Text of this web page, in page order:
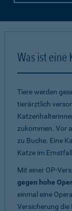
Was ist eine
Tiere werden
tierärztlich
zukommen. Vor
zu Buche. Eine
Katze im
Mit einer OP-
gegen hohe
einmal eine
Versicherung die